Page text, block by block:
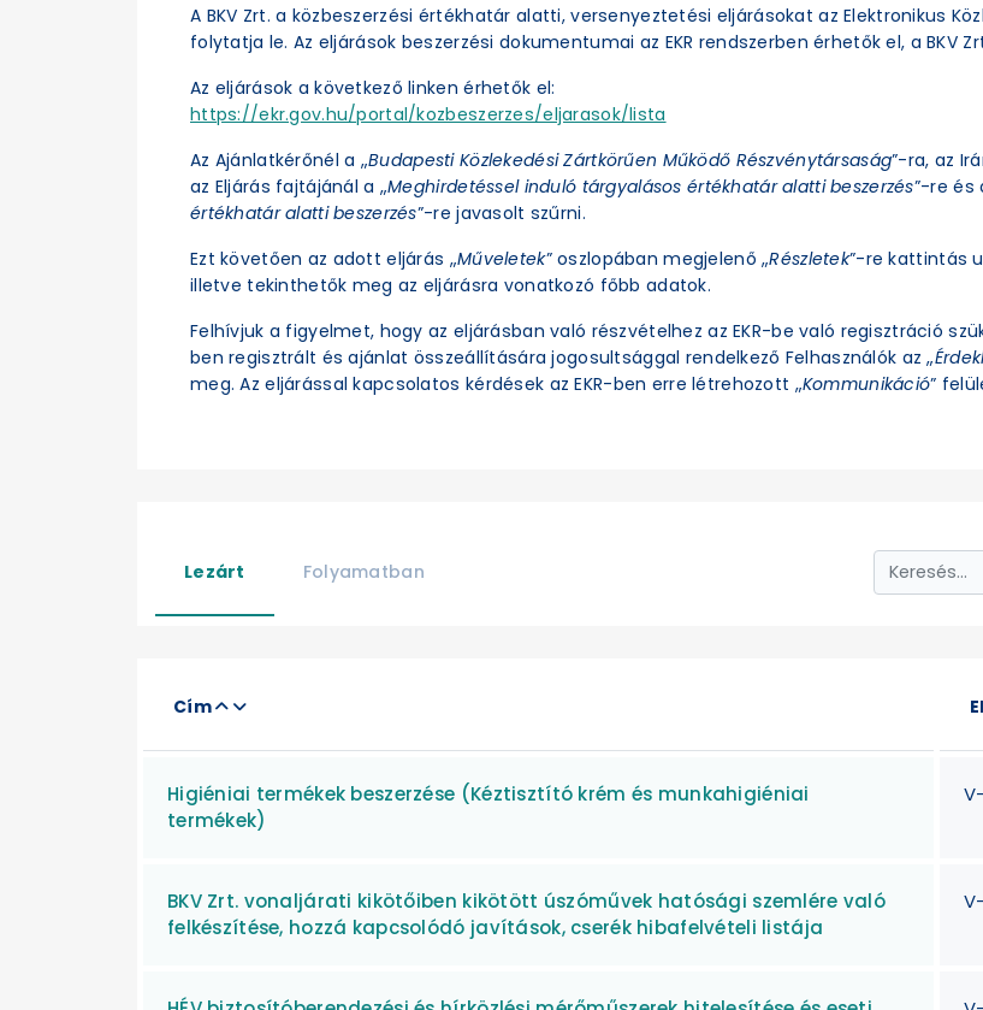
A BKV Zrt. a közbeszerzési értékhatár alatti, versenyeztetési eljárásokat az Elektronikus
folytatja le. Az eljárások beszerzési dokumentumai az EKR rendszerben érhetők el, a BKV
Az eljárások a következő linken érhetők el:
https://ekr.gov.hu/portal/kozbeszerzes/eljarasok/lista
Az Ajánlatkérőnél a „Budapesti Közlekedési Zártkörűen Működő Részvénytársaság”-ra, az
az Eljárás fajtájánál a „Meghirdetéssel induló tárgyalásos értékhatár alatti beszerzés”-re és
értékhatár alatti beszerzés”-re javasolt szűrni.
Ezt követően az adott eljárás „Műveletek” oszlopában megjelenő „Részletek”-re kattintás
illetve tekinthetők meg az eljárásra vonatkozó főbb adatok.
Felhívjuk a figyelmet, hogy az eljárásban való részvételhez az EKR-be való regisztráció
ben regisztrált és ajánlat összeállítására jogosultsággal rendelkező Felhasználók az „
meg. Az eljárással kapcsolatos kérdések az EKR-ben erre létrehozott „Kommunikáció”
Lezárt Folyamatban
Cím
Higiéniai termékek beszerzése (Kéztisztító krém és munkahigiéniai
termékek)
BKV Zrt. vonaljárati kikötőiben kikötött úszóművek hatósági szemlére való
felkészítése, hozzá kapcsolódó javítások, cserék hibafelvételi listája